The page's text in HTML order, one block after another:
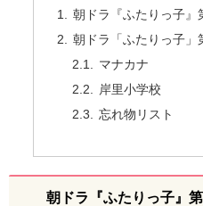
朝ドラ『ふたりっ子』
朝ドラ「ふたりっ子」
マナカナ
岸里小学校
忘れ物リスト
朝ドラ『ふたりっ子』